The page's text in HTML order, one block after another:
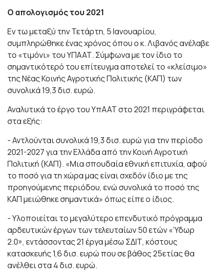
Ο απολογισμός του 2021
Εν τω μεταξύ την Τετάρτη, 5 Ιανουαρίου,
συμπληρώθηκε ένας χρόνος όπου ο κ. Λιβανός ανέλαβε
το «τιμόνι» του ΥΠΑΑΤ. Σύμφωνα με τον ίδιο το
σημαντικότερό του επίτευγμα αποτελεί το «κλείσιμο»
της Νέας Κοινής Αγροτικής Πολιτικής (ΚΑΠ) των
συνολικά 19,3 δισ. ευρώ.
Αναλυτικά το έργο του ΥπΑΑΤ στο 2021 περιγράφεται
στα εξής:
- Αντλούνται συνολικά 19,3 δισ. ευρώ για την περίοδο
2021-2027 για την Ελλάδα από την Κοινή Αγροτική
Πολιτική (ΚΑΠ). «Μια σπουδαία εθνική επιτυχία, αφού
το ποσό για τη χώρα μας είναι σχεδόν ίδιο με της
προηγούμενης περιόδου, ενώ συνολικά το ποσό της
ΚΑΠ μειώθηκε σημαντικά» όπως είπε ο ίδιος.
- Υλοποιείται το μεγαλύτερο επενδυτικό πρόγραμμα
αρδευτικών έργων των τελευταίων 50 ετών «Ύδωρ
2.0», εντάσσοντας 21 έργα μέσω ΣΔΙΤ, κόστους
κατασκευής 1,6 δισ. ευρώ που σε βάθος 25ετίας θα
ανέλθει στα 4 δισ. ευρώ.